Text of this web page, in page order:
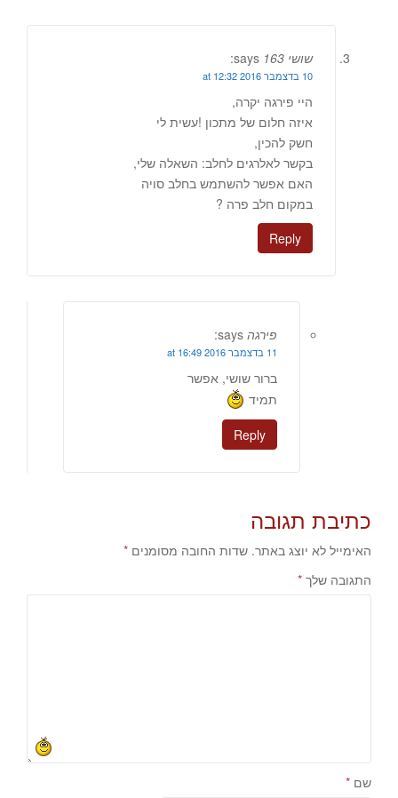
שושי 163 says:
10 בדצמבר 2016 at 12:32
היי פירגה יקרה,
איזה חלום של מתכון !עשית לי
חשק להכין,
בקשר לאלרגים לחלב: השאלה שלי,
האם אפשר להשתמש בחלב סויה
במקום חלב פרה ?
Reply
פירגה says:
11 בדצמבר 2016 at 16:49
ברור שושי, אפשר
תמיד
Reply
כתיבת תגובה
האימייל לא יוצג באתר. שדות החובה מסומנים *
התגובה שלך *
שם *